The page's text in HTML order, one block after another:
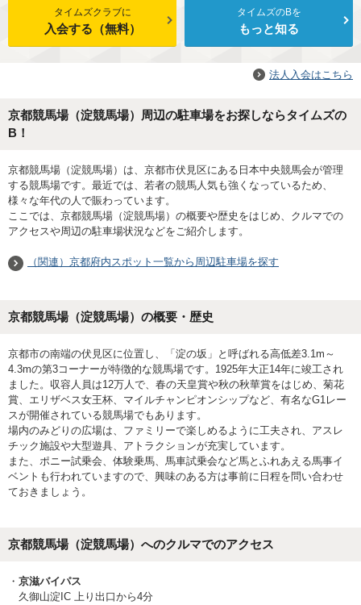
タイムズクラブに
入会する（無料）
タイムズのBを
もっと知る
法人入会はこちら
京都競馬場（淀競馬場）周辺の駐車場をお探しならタイムズの
B！
京都競馬場（淀競馬場）は、京都市伏見区にある日本中央競馬会が管理
する競馬場です。最近では、若者の競馬人気も強くなっているため、
様々な年代の人で賑わっています。
ここでは、京都競馬場（淀競馬場）の概要や歴史をはじめ、クルマでの
アクセスや周辺の駐車場状況などをご紹介します。
（関連）京都府内スポット一覧から周辺駐車場を探す
京都競馬場（淀競馬場）の概要・歴史
京都市の南端の伏見区に位置し、「淀の坂」と呼ばれる高低差3.1m～
4.3mの第3コーナーが特徴的な競馬場です。1925年大正14年に竣工され
ました。収容人員は12万人で、春の天皇賞や秋の秋華賞をはじめ、菊花
賞、エリザベス女王杯、マイルチャンピオンシップなど、有名なG1レー
スが開催されている競馬場でもあります。
場内のみどりの広場は、ファミリーで楽しめるように工夫され、アスレ
チック施設や大型遊具、アトラクションが充実しています。
また、ポニー試乗会、体験乗馬、馬車試乗会など馬とふれあえる馬事イ
ベントも行われていますので、興味のある方は事前に日程を問い合わせ
ておきましょう。
京都競馬場（淀競馬場）へのクルマでのアクセス
京滋バイパス
久御山淀IC 上り出口から4分